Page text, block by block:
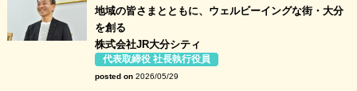
地域の皆さまとともに、ウェルビーイングな街・大分
を創る
株式会社JR大分シティ
代表取締役 社長執行役員
posted on 2026/05/29